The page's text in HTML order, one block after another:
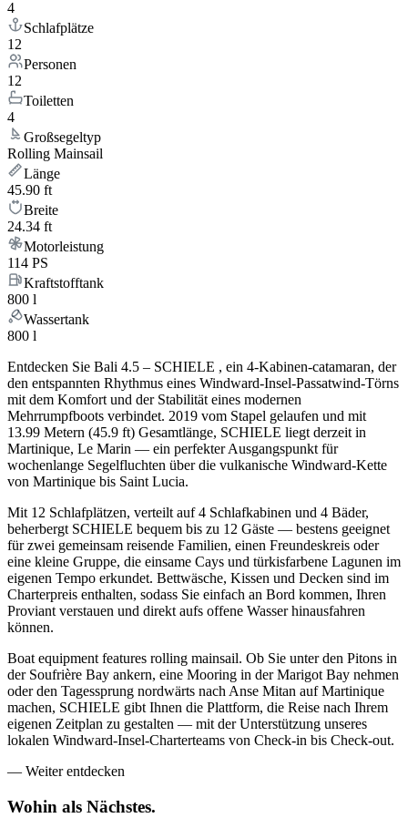
4
Schlafplätze
12
Personen
12
Toiletten
4
Großsegeltyp
Rolling Mainsail
Länge
45.90 ft
Breite
24.34 ft
Motorleistung
114 PS
Kraftstofftank
800 l
Wassertank
800 l
Entdecken Sie Bali 4.5 – SCHIELE , ein 4-Kabinen-catamaran, der
den entspannten Rhythmus eines Windward-Insel-Passatwind-Törns
mit dem Komfort und der Stabilität eines modernen
Mehrrumpfboots verbindet. 2019 vom Stapel gelaufen und mit
13.99 Metern (45.9 ft) Gesamtlänge, SCHIELE liegt derzeit in
Martinique, Le Marin — ein perfekter Ausgangspunkt für
wochenlange Segelfluchten über die vulkanische Windward-Kette
von Martinique bis Saint Lucia.
Mit 12 Schlafplätzen, verteilt auf 4 Schlafkabinen und 4 Bäder,
beherbergt SCHIELE bequem bis zu 12 Gäste — bestens geeignet
für zwei gemeinsam reisende Familien, einen Freundeskreis oder
eine kleine Gruppe, die einsame Cays und türkisfarbene Lagunen im
eigenen Tempo erkundet. Bettwäsche, Kissen und Decken sind im
Charterpreis enthalten, sodass Sie einfach an Bord kommen, Ihren
Proviant verstauen und direkt aufs offene Wasser hinausfahren
können.
Boat equipment features rolling mainsail. Ob Sie unter den Pitons in
der Soufrière Bay ankern, eine Mooring in der Marigot Bay nehmen
oder den Tagessprung nordwärts nach Anse Mitan auf Martinique
machen, SCHIELE gibt Ihnen die Plattform, die Reise nach Ihrem
eigenen Zeitplan zu gestalten — mit der Unterstützung unseres
lokalen Windward-Insel-Charterteams von Check-in bis Check-out.
— Weiter entdecken
Wohin als Nächstes.